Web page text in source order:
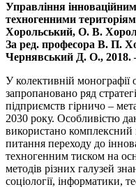
Управління
техногенними
Хорольський, О. В.
За ред. професора В. П.
Чернявський Д. О., 2018.
У колективній монографії
запропановано ряд
підприємств гірничо –
2030 року. Особливістю
використано комплексний
питання переходу до
техногенним тиском на
методів різних галузей
соціології, інформатики,